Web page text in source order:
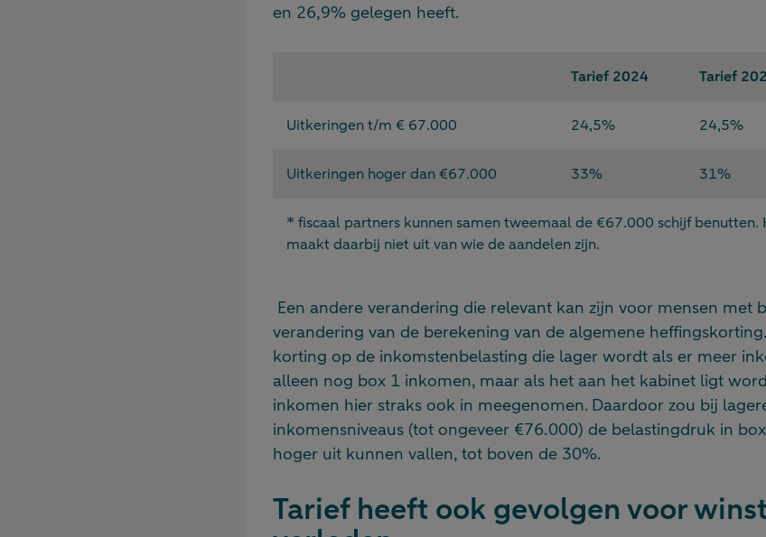
en 26,9% gelegen heeft.
Tarief 2024 Tarief
Uitkeringen t/m € 67.000 24,5% 24,5%
Uitkeringen hoger dan €67.000 33% 31%
* fiscaal partners kunnen samen tweemaal de €67.000 schijf benutten.
maakt daarbij niet uit van wie de aandelen zijn.
Een andere verandering die relevant kan zijn voor mensen met
verandering van de berekening van de algemene
korting op de inkomstenbelasting die lager wordt als er meer
alleen nog box 1 inkomen, maar als het aan het kabinet ligt
inkomen hier straks ook in meegenomen. Daardoor zou bij
inkomensniveaus (tot ongeveer €76.000) de belastingdruk in
hoger uit kunnen vallen, tot boven de 30%.
Tarief heeft ook gevolgen voor